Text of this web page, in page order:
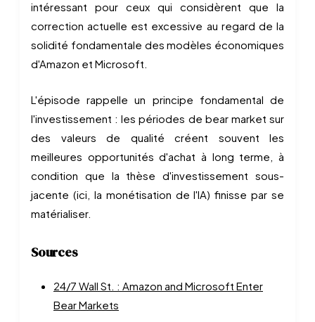
intéressant pour ceux qui considèrent que la
correction actuelle est excessive au regard de la
solidité fondamentale des modèles économiques
d'Amazon et Microsoft.
L'épisode rappelle un principe fondamental de
l'investissement : les périodes de bear market sur
des valeurs de qualité créent souvent les
meilleures opportunités d'achat à long terme, à
condition que la thèse d'investissement sous-
jacente (ici, la monétisation de l'IA) finisse par se
matérialiser.
Sources
24/7 Wall St. : Amazon and Microsoft Enter
Bear Markets